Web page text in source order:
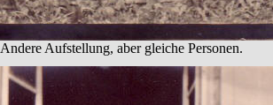
Andere Aufstellung, aber gleiche Personen.